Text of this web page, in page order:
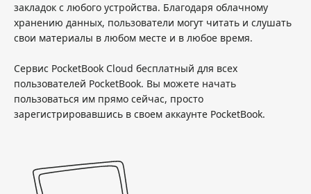
закладок с любого устройства. Благодаря облачному
хранению данных, пользователи могут читать и слушать
свои материалы в любом месте и в любое время.
Сервис PocketBook Cloud бесплатный для всех
пользователей PocketBook. Вы можете начать
пользоваться им прямо сейчас, просто
зарегистрировавшись в своем аккаунте PocketBook.